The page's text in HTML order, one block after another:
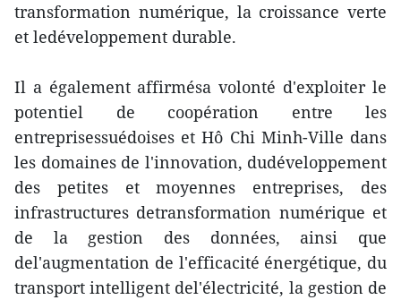
transformation numérique, la croissance verte
et ledéveloppement durable.
Il a également affirmésa volonté d'exploiter le
potentiel de coopération entre les
entreprisessuédoises et Hô Chi Minh-Ville dans
les domaines de l'innovation, dudéveloppement
des petites et moyennes entreprises, des
infrastructures detransformation numérique et
de la gestion des données, ainsi que
del'augmentation de l'efficacité énergétique, du
transport intelligent del'électricité, la gestion de